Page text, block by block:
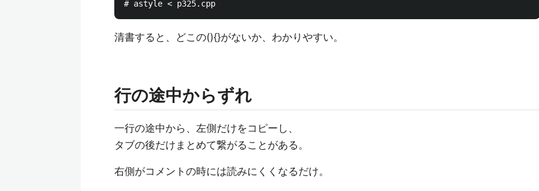
清書すると、どこの(){}がないか、わかりやすい。
行の途中からずれ
一行の途中から、左側だけをコピーし、
タブの後だけまとめて繋がることがある。
右側がコメントの時には読みにくくなるだけ。